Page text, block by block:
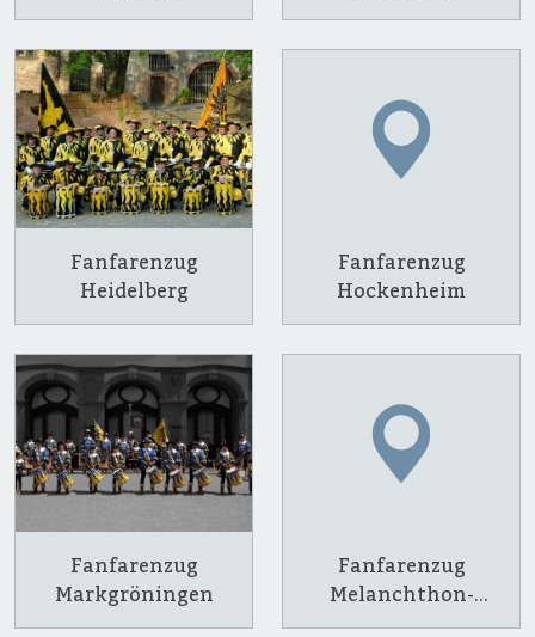
Fanfarenzug
Heidelberg
Fanfarenzug
Hockenheim
Fanfarenzug
Markgröningen
Fanfarenzug
Melanchthon-
Herolde Bretten